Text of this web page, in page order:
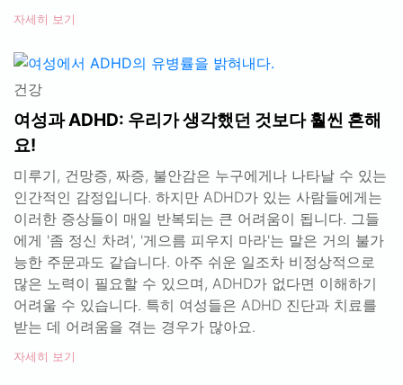
자세히 보기
건강
여성과 ADHD: 우리가 생각했던 것보다 훨씬 흔해
요!
미루기, 건망증, 짜증, 불안감은 누구에게나 나타날 수 있는
인간적인 감정입니다. 하지만 ADHD가 있는 사람들에게는
이러한 증상들이 매일 반복되는 큰 어려움이 됩니다. 그들
에게 '좀 정신 차려', '게으름 피우지 마라'는 말은 거의 불가
능한 주문과도 같습니다. 아주 쉬운 일조차 비정상적으로
많은 노력이 필요할 수 있으며, ADHD가 없다면 이해하기
어려울 수 있습니다. 특히 여성들은 ADHD 진단과 치료를
받는 데 어려움을 겪는 경우가 많아요.
자세히 보기